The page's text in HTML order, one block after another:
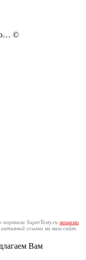
©
портала SuperTosty.ru нашими
ссылки на наш сайт.
Вам